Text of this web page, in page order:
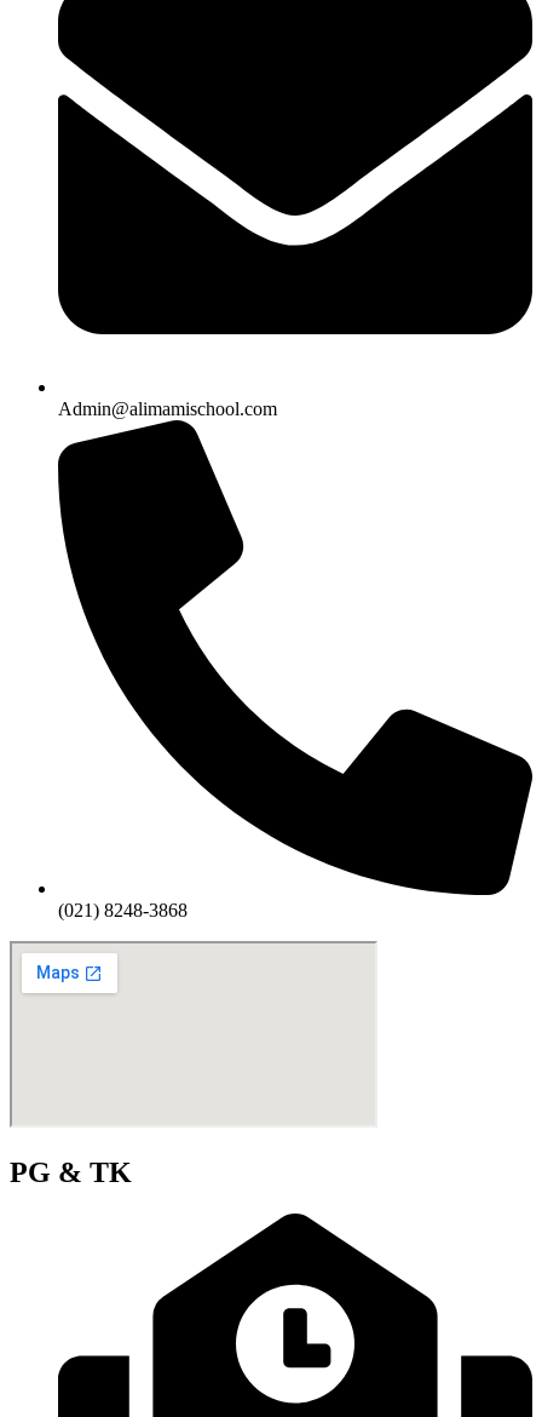
Admin@alimamischool.com
(021) 8248-3868
PG & TK